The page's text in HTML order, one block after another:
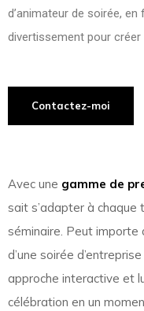
d’animateur de soirée,
divertissement pour créer
Contactez-moi
Avec une gamme de
sait s’adapter à chaque
séminaire. Peut importe
d’une soirée
approche interactive et
célébration en un